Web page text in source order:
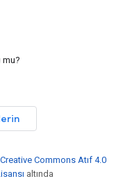
mu?
Creative Commons Atıf 4.0
altında